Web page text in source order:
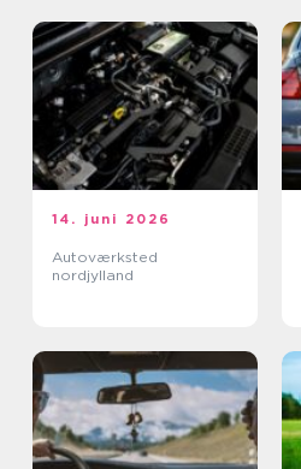
14. juni 2026
Autoværksted
nordjylland